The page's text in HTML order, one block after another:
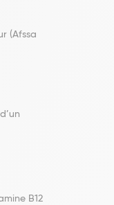
(Afssa
B12